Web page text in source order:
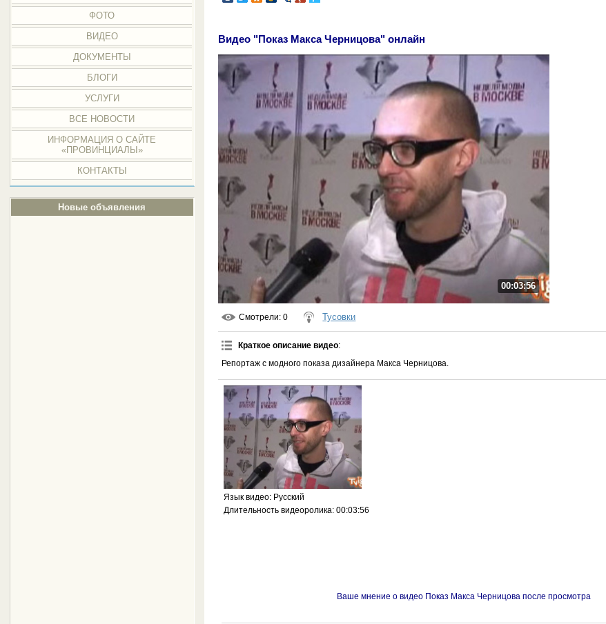
ФОТО
ВИДЕО
ДОКУМЕНТЫ
БЛОГИ
УСЛУГИ
ВСЕ НОВОСТИ
ИНФОРМАЦИЯ О САЙТЕ
«ПРОВИНЦИАЛЫ»
КОНТАКТЫ
Новые объявления
Видео "Показ Макса Черницова" онлайн
00:03:56
Смотрели: 0 Тусовки
Краткое описание видео:
Репортаж с модного показа дизайнера Макса Черницова.
Язык видео: Русский
Длительность видеоролика: 00:03:56
Ваше мнение о видео Показ Макса Черницова после просмотра